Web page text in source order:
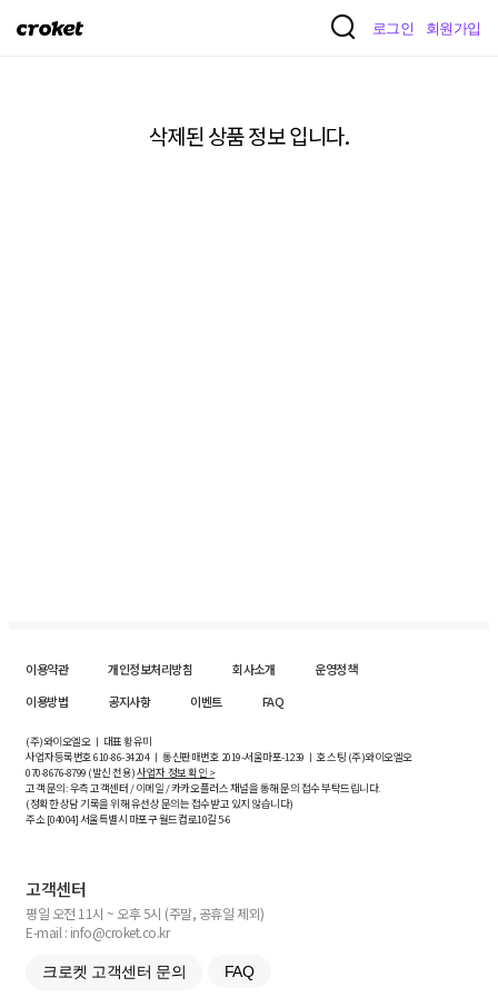
크
로그인 회원가입
삭제된 상품 정보 입니다.
이용약관 개인정보처리방침 회사소개
운영정책
이용방법
공지사항 이벤트 FAQ
(주)와이오엘오 ㅣ 대표 황유미
사업자등록번호610-86-34204ㅣ 통신판매번호 2019-서울마포-1239 ㅣ 호스팅 (주)와이오엘오
070-8676-8799 (발신 전용)사업자 정보 확인 >
고객 문의: 우측 고객센터 / 이메일 / 카카오플러스 채널을 통해 문의 접수 부탁드립니다.
(정확한 상담 기록을 위해 유선상 문의는 접수받고 있지 않습니다)
주소 [04004] 서울특별시 마포구 월드컵로10길5-6
고객센터
평일 오전 11시 ~ 오후 5시 (주말, 공휴일 제외)
E-mail : info@croket.co.kr
크로켓 고객센터 문의 FAQ